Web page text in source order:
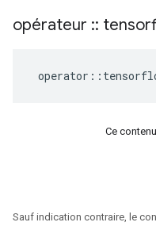
opérateur ::
operator ::
Ce
Sauf indication contraire, le